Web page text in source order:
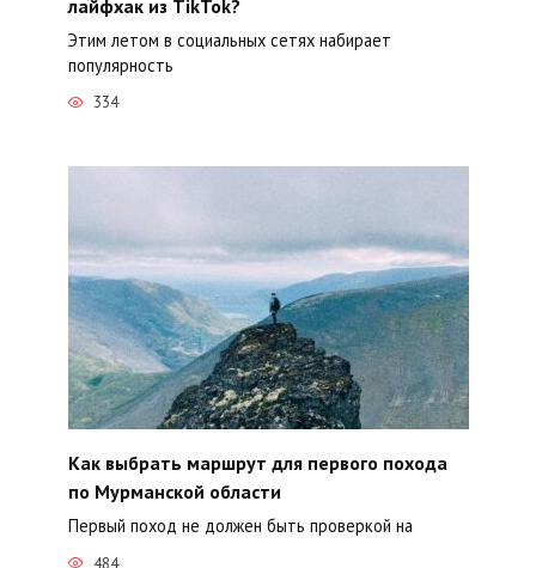
лайфхак из TikTok?
Этим летом в социальных сетях набирает
популярность
334
Как выбрать маршрут для первого похода
по Мурманской области
Первый поход не должен быть проверкой на
484